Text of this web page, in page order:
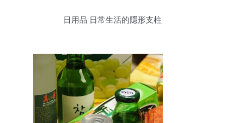
日用品 日常生活的隱形支柱